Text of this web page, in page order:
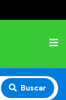
Buscar